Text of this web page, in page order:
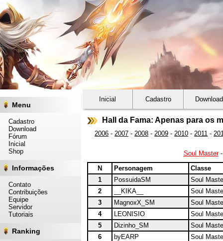
Menu
Cadastro
Download
Fórum
Inicial
Shop
Informações
Contato
Contribuições
Equipe
Servidor
Tutoriais
Ranking
Inicial Cadastro Download
Hall da Fama: Apenas para os
2006 - 2007 - 2008 - 2009 - 2010 - 2011 -
Soul Master
N
Personagem
Classe
1
PossuidaSM
Soul
2
__KIKA__
Soul
3
MagnoxX_SM
Soul
4
LEONISIO
Soul
5
Dizinho_SM
Soul
6
byEARP
Soul